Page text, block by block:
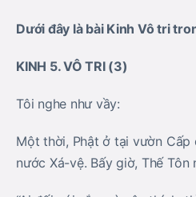
Dưới đây là bài Kinh Vô tri
KINH 5. VÔ TRI (3)
Tôi nghe như vầy:
Một thời, Phật ở tại vườn
nước Xá-vệ. Bấy giờ, Thế